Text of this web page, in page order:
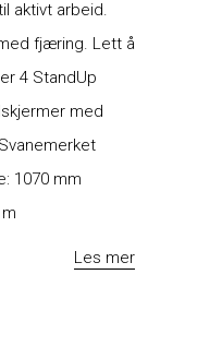
aktivt arbeid.
fjæring. Lett å
4 StandUp
med
1070 mm
Les mer